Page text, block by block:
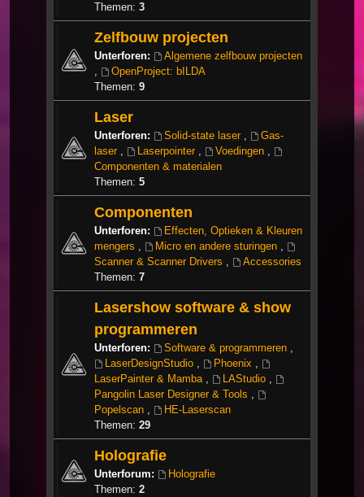
Themen: 3
Zelfbouw projecten
Unterforen:
Algemene zelfbouw projecten
,
OpenProject: bILDA
Themen: 9
Laser
Unterforen: Solid-state laser ,
Gas-
laser , Laserpointer , Voedingen ,
Componenten & materialen
Themen: 5
Componenten
Unterforen:
Effecten, Optieken & Kleuren
mengers , Micro en andere sturingen ,
Scanner & Scanner Drivers ,
Accessories
Themen: 7
Lasershow software & show
programmeren
Unterforen: Software & programmeren ,
LaserDesignStudio , Phoenix ,
LaserPainter & Mamba , LAStudio ,
Pangolin Laser Designer & Tools ,
Popelscan ,
HE-Laserscan
Themen: 29
Holografie
Unterforum:
Holografie
Themen: 2